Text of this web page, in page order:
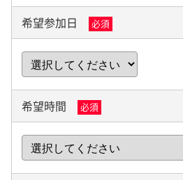
希望参加日
必須
希望時間 必須